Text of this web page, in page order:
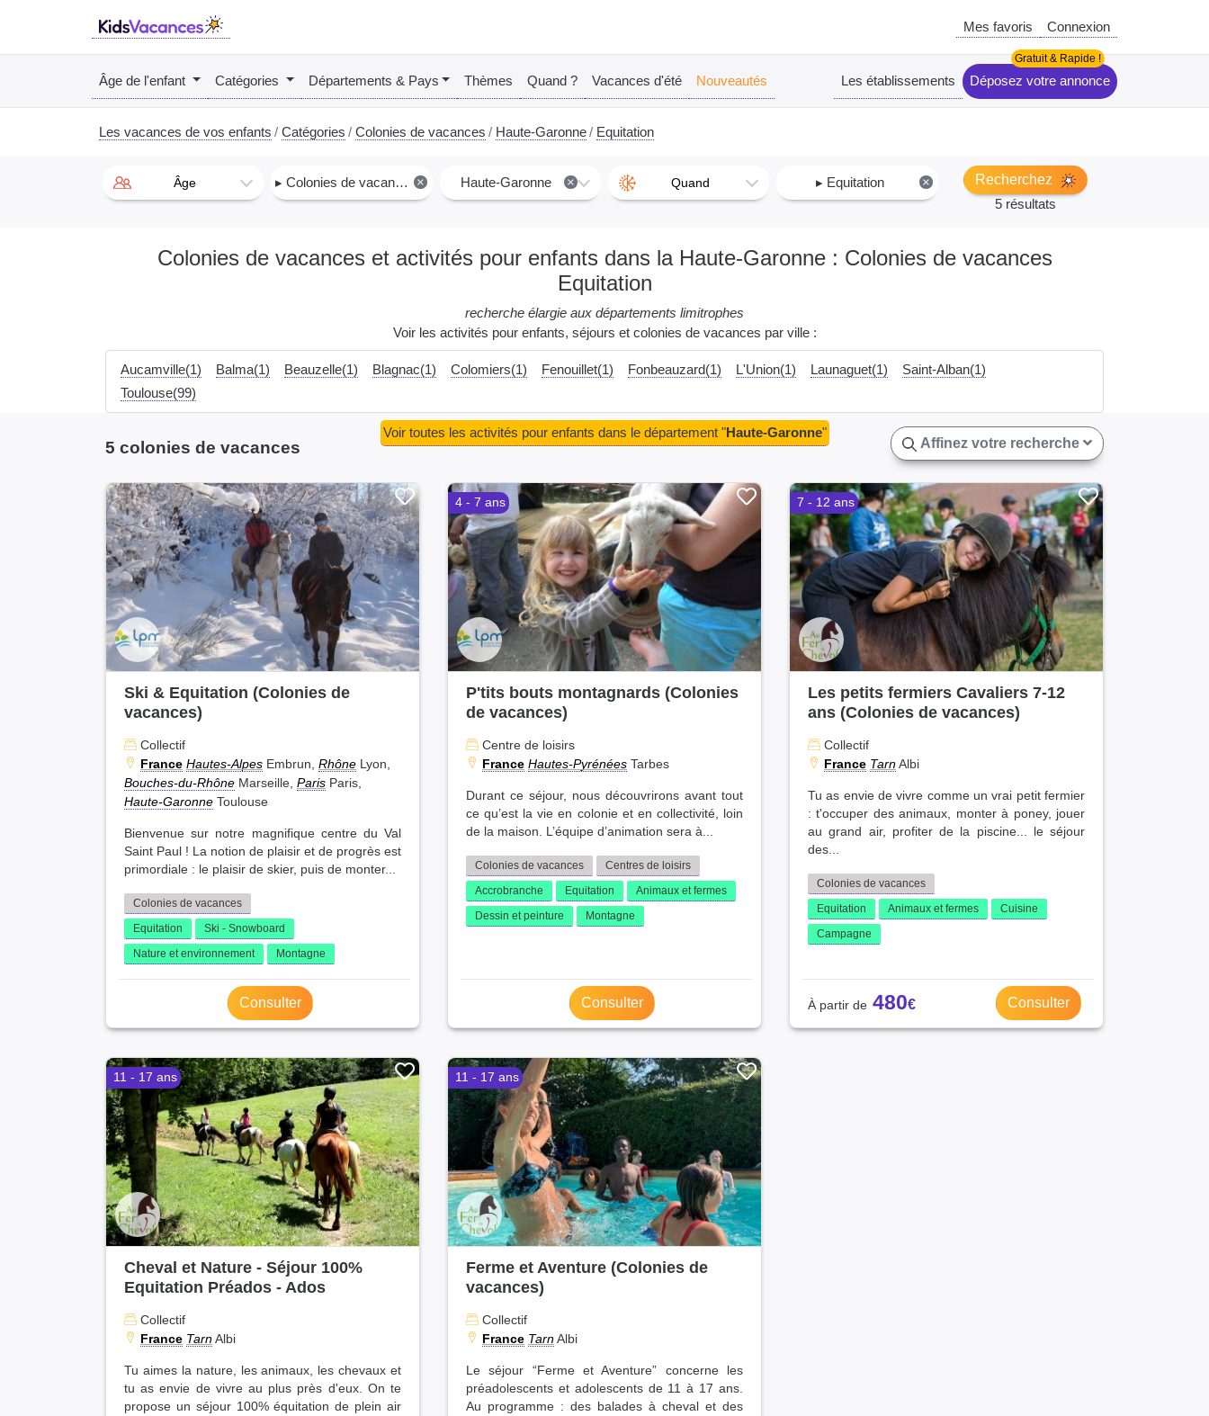
Mes favoris Connexion
Âge de l'enfant Catégories Départements & Pays Thèmes Quand ? Vacances d'été Nouveautés Les établissements Déposez votre annonce
Les vacances de vos enfants Catégories Colonies de vacances Haute-Garonne Equitation
Âge ×
▸ Colonies de vacances ×
Haute-Garonne Quand ×
▸ Equitation
Recherchez
5 résultats
Colonies de vacances et activités pour enfants dans la Haute-Garonne : Colonies de vacances
Equitation
recherche élargie aux départements limitrophes
Voir les activités pour enfants, séjours et colonies de vacances par ville :
Aucamville(1) Balma(1) Beauzelle(1) Blagnac(1) Colomiers(1) Fenouillet(1) Fonbeauzard(1) L'Union(1) Launaguet(1)
Saint-Alban(1)
Toulouse(99)
5 colonies de vacances
Voir toutes les activités pour enfants dans le département "Haute-Garonne"
Affinez votre recherche
Ski & Equitation (Colonies de
vacances)
Collectif
France Hautes-Alpes Embrun, Rhône Lyon,
Bouches-du-Rhône Marseille, Paris Paris,
Haute-Garonne Toulouse
Bienvenue sur notre magnifique centre du Val
Saint Paul ! La notion de plaisir et de progrès est
primordiale : le plaisir de skier, puis de monter...
Colonies de vacances
Equitation
Ski - Snowboard
Nature et environnement
Montagne
Consulter
4 - 7 ans
P'tits bouts montagnards (Colonies
de vacances)
Centre de loisirs
France Hautes-Pyrénées Tarbes
Durant ce séjour, nous découvrirons avant tout
ce qu’est la vie en colonie et en collectivité, loin
de la maison. L’équipe d’animation sera à...
Colonies de vacances
Centres de loisirs
Accrobranche
Equitation
Animaux et fermes
Dessin et peinture
Montagne
Consulter
7 - 12 ans
Les petits fermiers Cavaliers 7-12
ans (Colonies de vacances)
Collectif
France TarnAlbi
Tu as envie de vivre comme un vrai petit fermier
: t'occuper des animaux, monter à poney, jouer
au grand air, profiter de la piscine... le séjour
des...
Colonies de vacances
Equitation
Animaux et fermes
Cuisine
Campagne
480 Consulter
11 - 17 ans
Cheval et Nature - Séjour 100%
Equitation Préados - Ados
Collectif
France TarnAlbi
Tu aimes la nature, les animaux, les chevaux et
tu as envie de vivre au plus près d'eux. On te
propose un séjour 100% équitation de plein air
11 - 17 ans
Ferme et Aventure (Colonies de
vacances)
Collectif
France TarnAlbi
Le séjour “Ferme et Aventure” concerne les
préadolescents et adolescents de 11 à 17 ans.
Au programme : des balades à cheval et des